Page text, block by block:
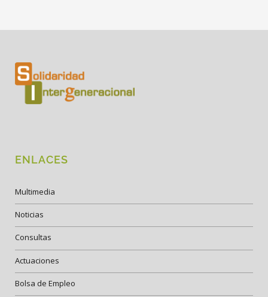
ENLACES
Multimedia
Noticias
Consultas
Actuaciones
Bolsa de Empleo